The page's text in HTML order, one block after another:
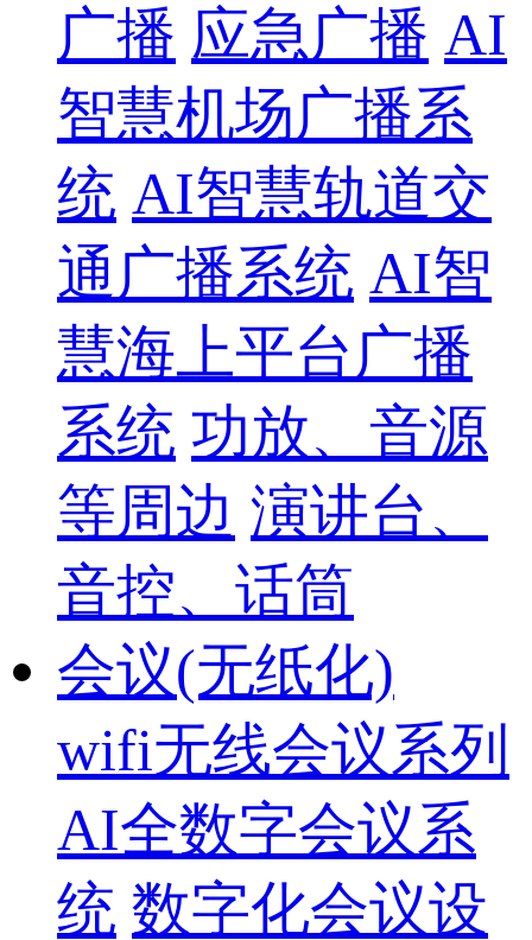
广播 应急广播 AI
智慧机场广播系
统 AI智慧轨道交
通广播系统 AI智
慧海上平台广播
系统 功放、音源
等周边 演讲台、
音控、话筒
会议(无纸化)
wifi无线会议系列
AI全数字会议系
统 数字化会议设